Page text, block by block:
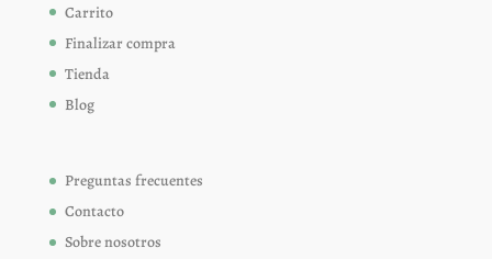
Carrito
Finalizar compra
Tienda
Blog
Preguntas frecuentes
Contacto
Sobre nosotros